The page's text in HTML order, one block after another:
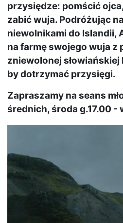
przysiędze: pomścić
zabić wuja. Podróżując
niewolnikami do Islandii,
na farmę swojego wuja z
zniewolonej
by dotrzymać przysięgi.
Zapraszamy na seans
średnich, środa g.17.00 -